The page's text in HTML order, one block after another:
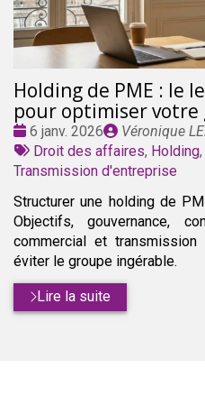
Holding de PME : le
pour optimiser votre
Date
:
6 janv. 2026
Publié
par
Véronique
Tags
:
Droit des affaires, Holding,
Transmission d'entreprise
Structurer une holding de
Objectifs, gouvernance,
commercial et
éviter le groupe ingérable.
Lire la suite